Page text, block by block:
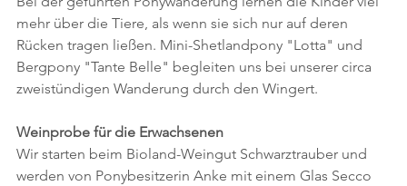
mehr über die Tiere, als wenn sie sich nur auf deren
Rücken tragen ließen. Mini-Shetlandpony "Lotta" und
Bergpony "Tante Belle" begleiten uns bei unserer circa
zweistündigen Wanderung durch den Wingert.
Weinprobe für die Erwachsenen
Wir starten beim Bioland-Weingut Schwarztrauber und
werden von Ponybesitzerin Anke mit einem Glas Secco